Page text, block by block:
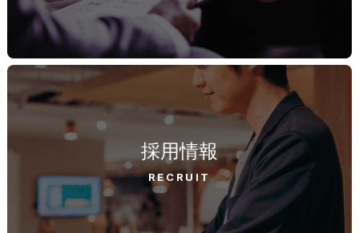
採用情報
RECRUIT